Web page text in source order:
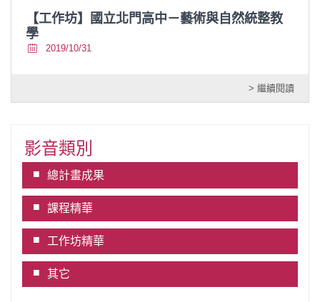
【工作坊】國立北門高中－藝術與自然統整教
學
2019/10/31
> 繼續閱讀
影音類別
總計畫成果
課程精華
工作坊精華
其它